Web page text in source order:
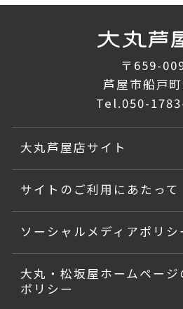
〒659-
芦屋市船戸
Tel.050-
大丸芦屋店サイト
サイトのご利用にあたって
ソーシャルメディアポリシ
大丸・松坂屋ホームペー
ポリシー